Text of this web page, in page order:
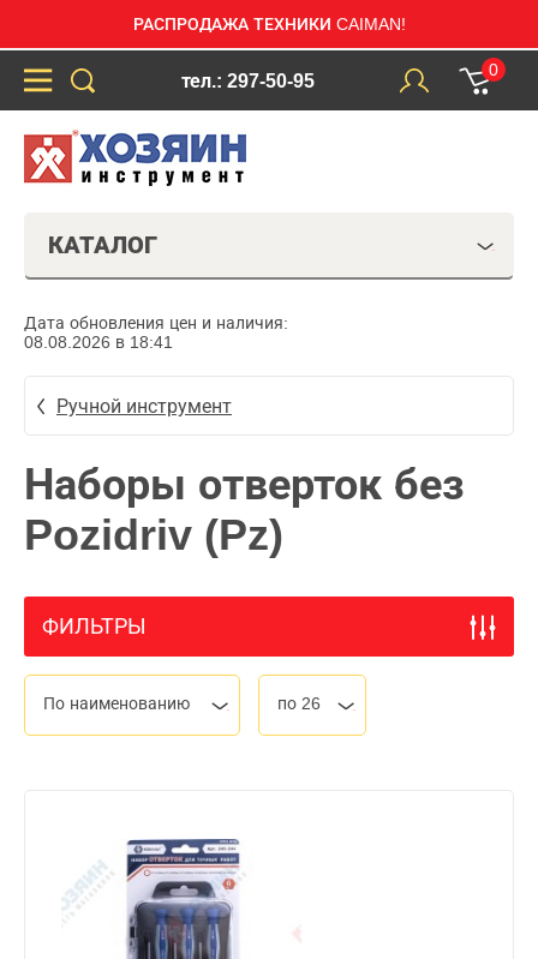
РАСПРОДАЖА ТЕХНИКИ CAIMAN!
тел.: 297-50-95
0
КАТАЛОГ
Дата обновления цен и наличия:
08.08.2026 в 18:41
Ручной инструмент
Наборы отверток без
Pozidriv (Pz)
ФИЛЬТРЫ
По наименованию по 26